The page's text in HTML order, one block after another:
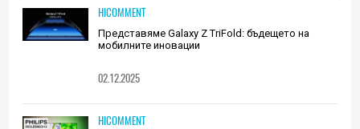
HICOMMENT
Представяме Galaxy Z TriFold: бъдещето на
мобилните иновации
02.12.2025
HICOMMENT